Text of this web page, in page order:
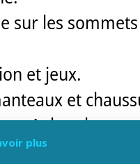
sur les
et jeux.
et
4 chambres.
lit double en
plus